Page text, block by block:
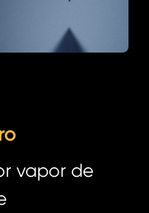
vapor de